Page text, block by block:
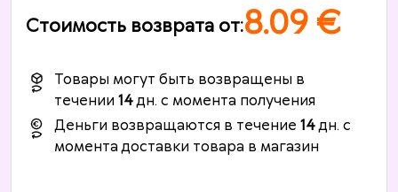
Стоимость возврата от:8.09 €
Товары могут быть возвращены в
течении 14дн. с момента получения
Деньги возвращаются в течение 14дн. с
момента доставки товара в магазин